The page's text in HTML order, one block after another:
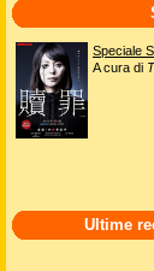
Speciale
A cura di
Ultime